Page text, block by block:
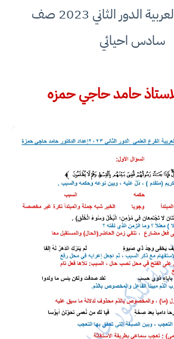
اسئلة اللغة العربية الدور الثاني 2023 صف
سادس احيائي
حامد حاجي حمزه